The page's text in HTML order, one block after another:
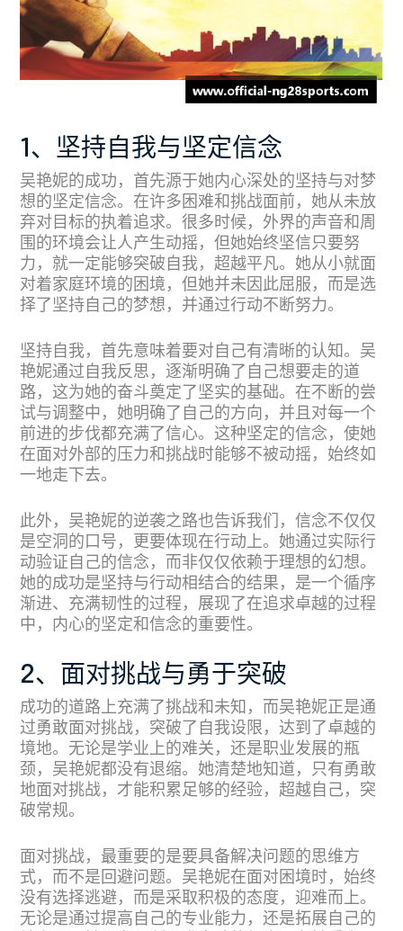
1、坚持自我与坚定信念
吴艳妮的成功，首先源于她内心深处的坚持与对梦
想的坚定信念。在许多困难和挑战面前，她从未放
弃对目标的执着追求。很多时候，外界的声音和周
围的环境会让人产生动摇，但她始终坚信只要努
力，就一定能够突破自我，超越平凡。她从小就面
对着家庭环境的困境，但她并未因此屈服，而是选
择了坚持自己的梦想，并通过行动不断努力。
坚持自我，首先意味着要对自己有清晰的认知。吴
艳妮通过自我反思，逐渐明确了自己想要走的道
路，这为她的奋斗奠定了坚实的基础。在不断的尝
试与调整中，她明确了自己的方向，并且对每一个
前进的步伐都充满了信心。这种坚定的信念，使她
在面对外部的压力和挑战时能够不被动摇，始终如
一地走下去。
此外，吴艳妮的逆袭之路也告诉我们，信念不仅仅
是空洞的口号，更要体现在行动上。她通过实际行
动验证自己的信念，而非仅仅依赖于理想的幻想。
她的成功是坚持与行动相结合的结果，是一个循序
渐进、充满韧性的过程，展现了在追求卓越的过程
中，内心的坚定和信念的重要性。
2、面对挑战与勇于突破
成功的道路上充满了挑战和未知，而吴艳妮正是通
过勇敢面对挑战，突破了自我设限，达到了卓越的
境地。无论是学业上的难关，还是职业发展的瓶
颈，吴艳妮都没有退缩。她清楚地知道，只有勇敢
地面对挑战，才能积累足够的经验，超越自己，突
破常规。
面对挑战，最重要的是要具备解决问题的思维方
式，而不是回避问题。吴艳妮在面对困境时，始终
没有选择逃避，而是采取积极的态度，迎难而上。
无论是通过提高自己的专业能力，还是拓展自己的